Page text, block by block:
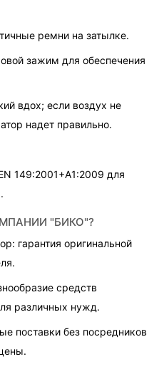
ремни на затылке.
зажим для обеспечения
вдох; если воздух не
надет правильно.
149:2001+A1:2009 для
"БИКО"?
гарантия оригинальной
средств
различных нужд.
поставки без посредников